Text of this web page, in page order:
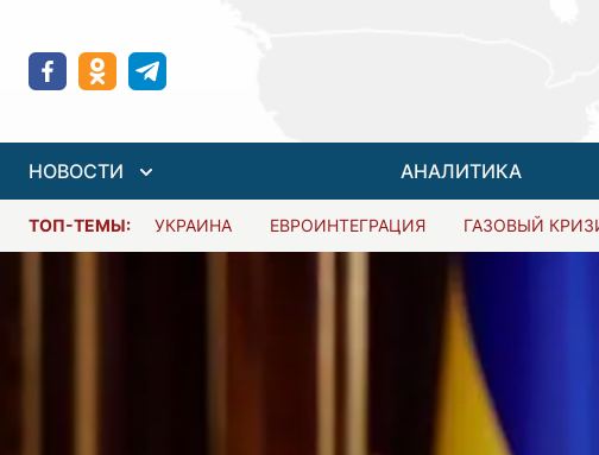
НОВОСТИ АНАЛИТИКА
ТОП-ТЕМЫ: УКРАИНА ЕВРОИНТЕГРАЦИЯ ГАЗОВЫЙ